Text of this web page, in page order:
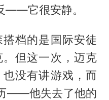
——它很安静。
档的是国际安徒
但这一次，迈克
没有讲游戏，而
——他失去了他的